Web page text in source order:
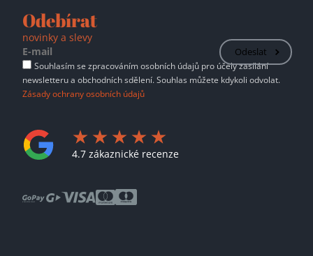
Odebírat
novinky a slevy
Odeslat
Souhlasím se zpracováním osobních údajů pro účely zasílání
newsletteru a obchodních sdělení. Souhlas můžete kdykoli odvolat.
Zásady ochrany osobních údajů
4.7 zákaznické recenze